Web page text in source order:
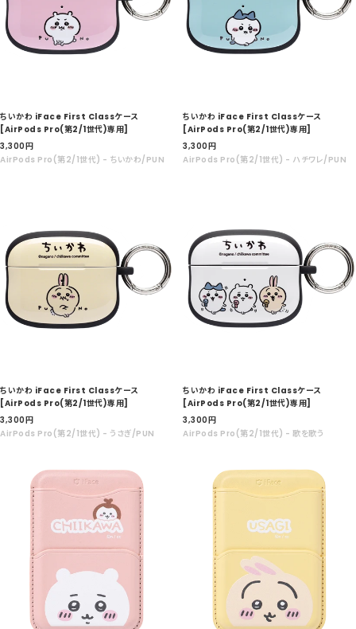
ちいかわ iFace First Classケース
[AirPods Pro(第2/1世代)専用]
セ
ー
3,300円
AirPods Pro(第2/1世代) - ちいかわ/PUN
ちいかわ iFace First Classケース
[AirPods Pro(第2/1世代)専用]
セ
ー
3,300円
AirPods Pro(第2/1世代) - ハチワレ/PUN
ちいかわ iFace First Classケース
[AirPods Pro(第2/1世代)専用]
セ
ー
3,300円
AirPods Pro(第2/1世代) - うさぎ/PUN
ちいかわ iFace First Classケース
[AirPods Pro(第2/1世代)専用]
セ
ー
3,300円
AirPods Pro(第2/1世代) - 歌を歌う